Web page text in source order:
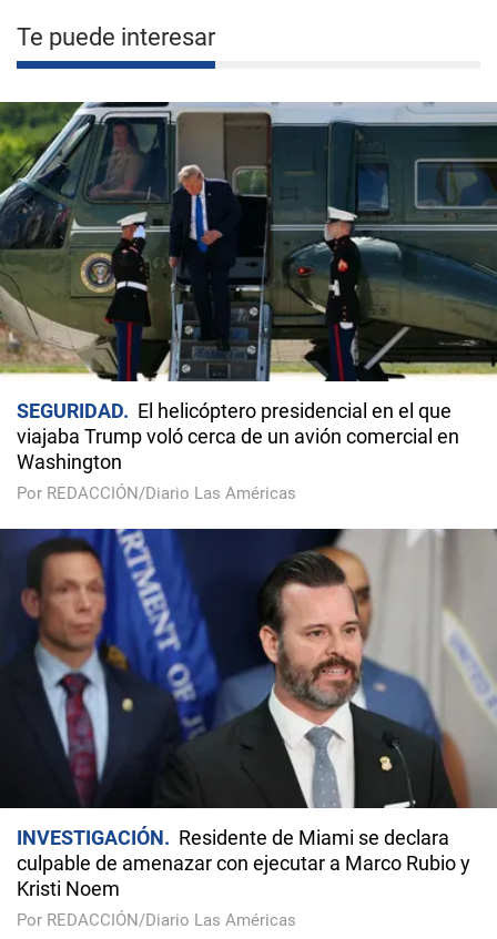
Te puede interesar
SEGURIDAD
El helicóptero presidencial en el que
viajaba Trump voló cerca de un avión comercial en
Washington
Por REDACCIÓN/Diario Las Américas
INVESTIGACIÓN
Residente de Miami se declara
culpable de amenazar con ejecutar a Marco Rubio y
Kristi Noem
Por REDACCIÓN/Diario Las Américas